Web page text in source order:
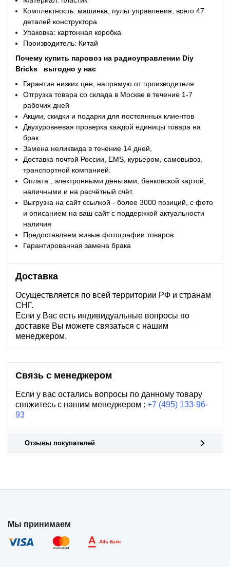
Комплектность: машинка, пульт управления, всего 47
деталей конструктора
Упаковка: картонная коробка
Производитель: Китай
Почему купить паровоз на радиоуправлении Diy
Bricks
выгодно у нас
Гарантия низких цен, напрямую от производителя
Отгрузка товара со склада в Москве в течение 1-7
рабочих дней
Акции, скидки и подарки для постоянных клиентов
Двухуровневая проверка каждой единицы товара на
брак
Замена неликвида в течение 14 дней,
Доставка почтой России, EMS, курьером, самовывоз,
транспортной компанией.
Оплата , электронными деньгами, банковской картой,
наличными и на расчётный счёт.
Выгрузка на сайт ссылкой - более 3000 позиций, с фото
и описанием на ваш сайт с поддержкой актуальности
наличия
Предоставляем живые фотографии товаров
Гарантированная замена брака
Доставка
Осуществляется по всей территории РФ и странам
СНГ.
Если у Вас есть индивидуальные вопросы по
доставке Вы можете связаться с нашим
менеджером.
Связь с менеджером
Если у вас остались вопросы по данному товару
свяжитесь с нашим менеджером : +7 (495) 133-96-
93
Отзывы покупателей
Мы принимаем